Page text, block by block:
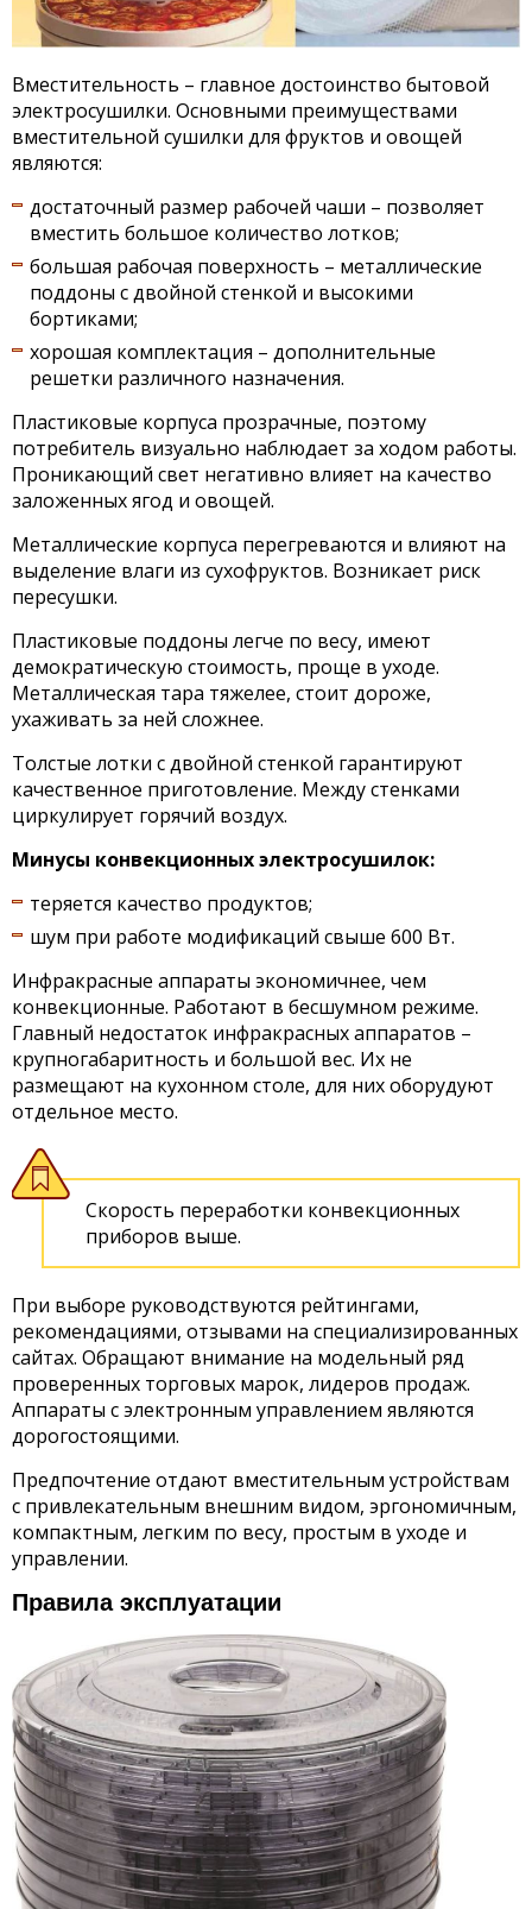
Вместительность – главное достоинство бытовой
электросушилки. Основными преимуществами
вместительной сушилки для фруктов и овощей
являются:
достаточный размер рабочей чаши – позволяет
вместить большое количество лотков;
большая рабочая поверхность – металлические
поддоны с двойной стенкой и высокими
бортиками;
хорошая комплектация – дополнительные
решетки различного назначения.
Пластиковые корпуса прозрачные, поэтому
потребитель визуально наблюдает за ходом работы.
Проникающий свет негативно влияет на качество
заложенных ягод и овощей.
Металлические корпуса перегреваются и влияют на
выделение влаги из сухофруктов. Возникает риск
пересушки.
Пластиковые поддоны легче по весу, имеют
демократическую стоимость, проще в уходе.
Металлическая тара тяжелее, стоит дороже,
ухаживать за ней сложнее.
Толстые лотки с двойной стенкой гарантируют
качественное приготовление. Между стенками
циркулирует горячий воздух.
Минусы конвекционных электросушилок:
теряется качество продуктов;
шум при работе модификаций свыше 600 Вт.
Инфракрасные аппараты экономичнее, чем
конвекционные. Работают в бесшумном режиме.
Главный недостаток инфракрасных аппаратов –
крупногабаритность и большой вес. Их не
размещают на кухонном столе, для них оборудуют
отдельное место.
Скорость переработки конвекционных
приборов выше.
При выборе руководствуются рейтингами,
рекомендациями, отзывами на специализированных
сайтах. Обращают внимание на модельный ряд
проверенных торговых марок, лидеров продаж.
Аппараты с электронным управлением являются
дорогостоящими.
Предпочтение отдают вместительным устройствам
с привлекательным внешним видом, эргономичным,
компактным, легким по весу, простым в уходе и
управлении.
Правила эксплуатации